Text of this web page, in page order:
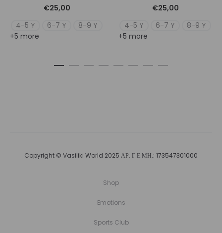
€25,00
4-5 Y
6-7 Y
8-9 Y
+5 more
€25,00
4-5 Y
6-7 Y
8-9 Y
+5 more
Copyright © Vasiliki World 2025 ΑΡ. Γ.Ε.ΜΗ.: 173547301000
Shop
Emotions
Sports Club